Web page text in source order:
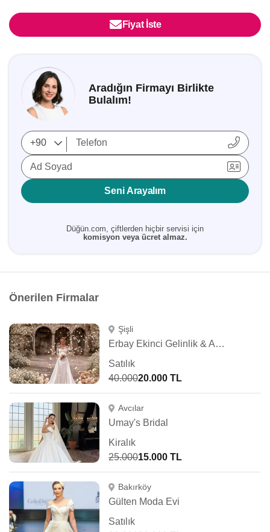
Fiyat İste
Aradığın Firmayı Birlikte
Bulalım!
Ad Soyad
Seni Arayalım
Düğün.com, çiftlerden hiçbir servisi için
komisyon veya ücret almaz.
Önerilen Firmalar
Şişli
Erbay Ekinci Gelinlik & Abiye
Satılık
40.00020.000 TL
Avcılar
Umay's Bridal
Kiralık
25.00015.000 TL
Bakırköy
Gülten Moda Evi
Satılık